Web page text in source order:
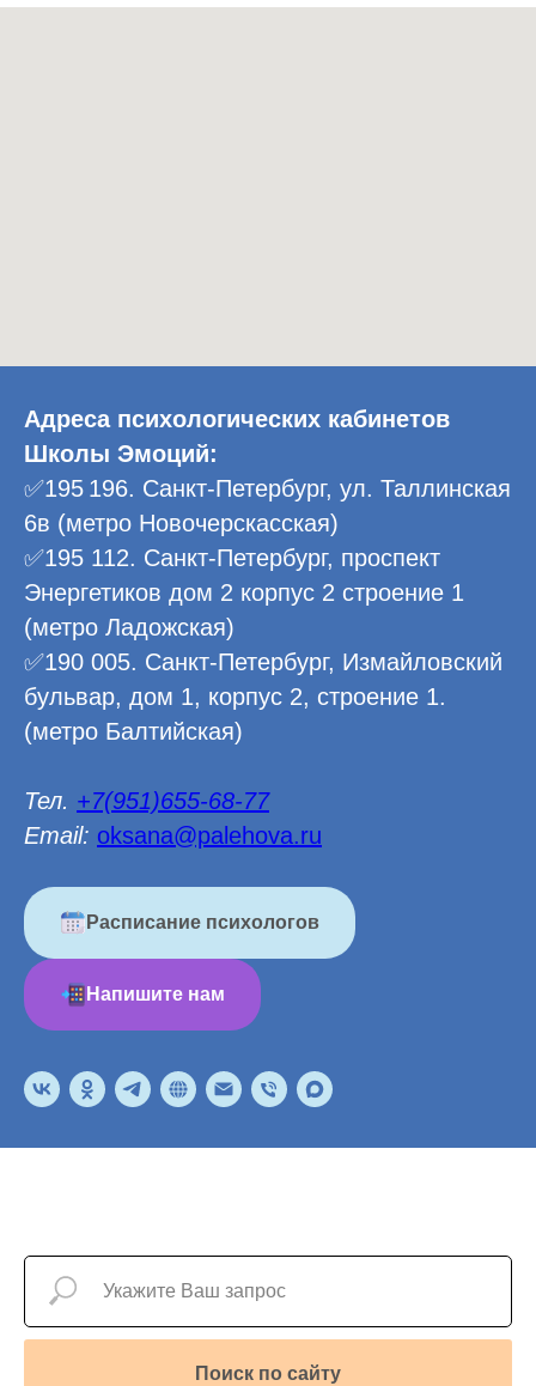
Адреса психологических кабинетов
Школы Эмоций:
✅195 196. Санкт-Петербург, ул. Таллинская
6в (метро Новочерскасская)
✅195 112. Санкт-Петербург, проспект
Энергетиков дом 2 корпус 2 строение 1
(метро Ладожская)
✅190 005. Санкт-Петербург, Измайловский
бульвар, дом 1, корпус 2, строение 1.
(метро Балтийская)
Тел. +7(951)655-68-77
Email: oksana@palehova.ru
Расписание психологов
Напишите нам
Поиск по сайту